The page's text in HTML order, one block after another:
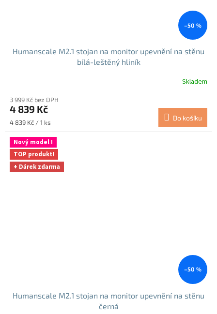
–50 %
Humanscale M2.1 stojan na monitor upevnění na stěnu
bílá-leštěný hliník
Skladem
3 999 Kč bez DPH
4 839 Kč
Měrná
cena:
4 839 Kč / 1 ks
Do košíku
Nový model !
TOP produkt!
+ Dárek zdarma
–50 %
Humanscale M2.1 stojan na monitor upevnění na stěnu
černá